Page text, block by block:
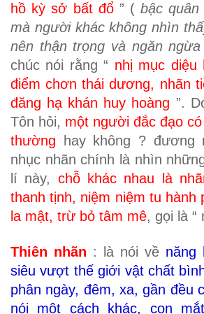
hồ kỳ sở bất đổ” (bậc
mà người khác không nhìn
nên thận trọng và ngăn ngừa
chúc nói rằng “ nhị mục diệu
điểm chơn thái dương, nhãn
đăng hạ khán huy hoàng ”.
Tôn hỏi, một người đắc đạo
thường hay không ? đương
nhục nhãn chính là nhìn
lí này, chỗ khác nhau là
thanh tịnh, niệm niệm tu hành
la mật, trừ bỏ tâm mê, gọi là “
Thiên nhãn : là nói về năng
siêu vượt thế giới vật chất
phân ngày, đêm, xa, gần đều
nói một cách khác, con